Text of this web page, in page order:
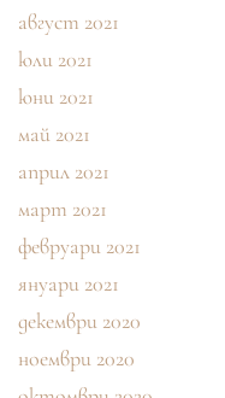
август 2021
юли 2021
юни 2021
май 2021
април 2021
март 2021
февруари 2021
януари 2021
декември 2020
ноември 2020